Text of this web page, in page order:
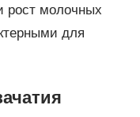
рост молочных
для